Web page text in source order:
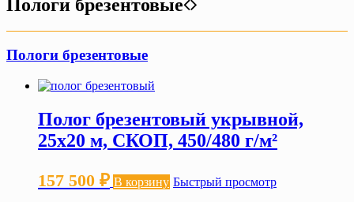
Пологи брезентовые
Пологи брезентовые
Полог брезентовый укрывной,
25х20 м, СКОП, 450/480 г/м²
157 500 ₽ В корзину Быстрый просмотр